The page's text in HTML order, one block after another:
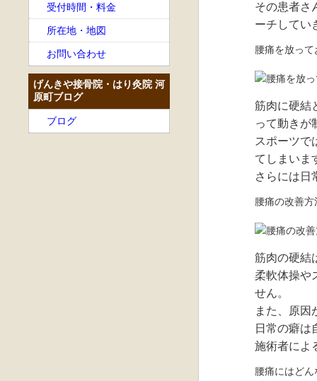
その患者さ
ーチしてい
腰痛を放っ
筋肉に硬結
って動きが
スポーツで
てしまいま
さらには日
腰痛の改善方
筋肉の硬結
柔軟体操や
せん。
また、原因
日常の癖は
施術者によ
腰痛にはど
受付時間・料金
所在地・地図
お問い合わせ
げんきや接骨院・はり灸院 河
原町ブログ
ブログ